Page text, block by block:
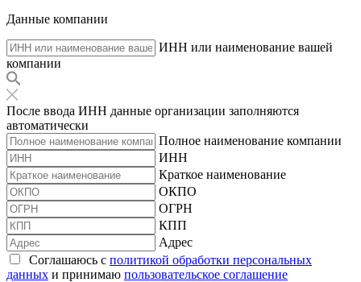
Данные компании
ИНН или наименование вашей
компании
После ввода ИНН данные организации заполняются
автоматически
Полное наименование компании
ИНН
Краткое наименование
ОКПО
ОГРН
КПП
Адрес
Соглашаюсь с политикой обработки персональных
данных и принимаю пользовательское соглашение